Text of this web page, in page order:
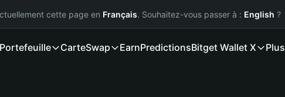
cette page en Français. Souhaitez-vous passer à : English ?
Portefeuille CarteSwap EarnPredictionsBitget Wallet X Plus